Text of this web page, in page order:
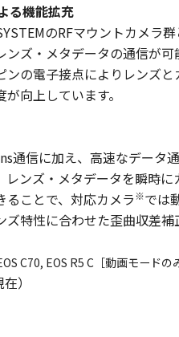
る機能拡充
のRFマウントカメラ
ンズ・メタデータの通信が可
ンの電子接点によりレンズと
向上しています。
通信に加え、高速なデータ
レンズ・メタデータを瞬時に
ることで、対応カメラ※では
ズ特性に合わせた歪曲収差補
C70, EOS R5 C［動画モードの
）